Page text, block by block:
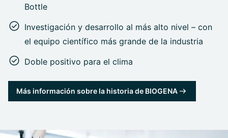
Bottle
Investigación y desarrollo al más alto nivel – con
el equipo científico más grande de la industria
Doble positivo para el clima
Más información sobre la historia de BIOGENA